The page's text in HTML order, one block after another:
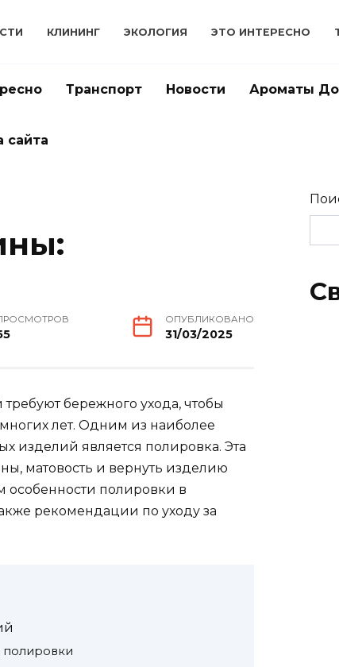
КЛИНИНГ ЭКОЛОГИЯ ЭТО ИНТЕРЕСНО
Транспорт Новости Ароматы
сайта
ОПУБЛИКОВАНО
31/03/2025
бережного ухода, чтобы
лет. Одним из наиболее
изделий является полировка. Эта
матовость и вернуть изделию
особенности полировки в
рекомендации по уходу за